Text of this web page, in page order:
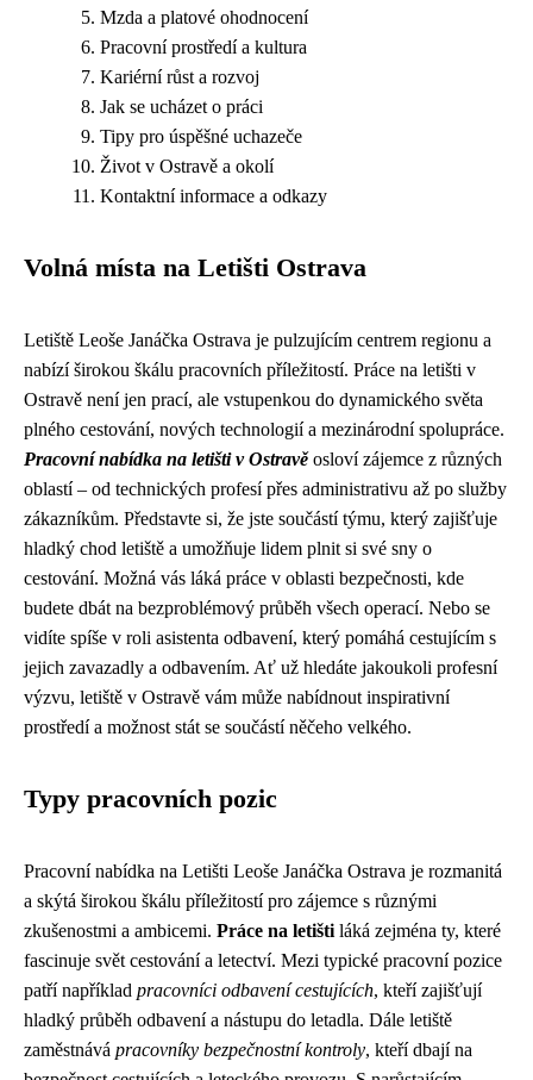
Mzda a platové ohodnocení
Pracovní prostředí a kultura
Kariérní růst a rozvoj
Jak se ucházet o práci
Tipy pro úspěšné uchazeče
Život v Ostravě a okolí
Kontaktní informace a odkazy
Volná místa na Letišti Ostrava
Letiště Leoše Janáčka Ostrava je pulzujícím centrem regionu a
nabízí širokou škálu pracovních příležitostí. Práce na letišti v
Ostravě není jen prací, ale vstupenkou do dynamického světa
plného cestování, nových technologií a mezinárodní spolupráce.
Pracovní nabídka na letišti v Ostravěosloví zájemce z různých
oblastí – od technických profesí přes administrativu až po služby
zákazníkům. Představte si, že jste součástí týmu, který zajišťuje
hladký chod letiště a umožňuje lidem plnit si své sny o
cestování. Možná vás láká práce v oblasti bezpečnosti, kde
budete dbát na bezproblémový průběh všech operací. Nebo se
vidíte spíše v roli asistenta odbavení, který pomáhá cestujícím s
jejich zavazadly a odbavením. Ať už hledáte jakoukoli profesní
výzvu, letiště v Ostravě vám může nabídnout inspirativní
prostředí a možnost stát se součástí něčeho velkého.
Typy pracovních pozic
Pracovní nabídka na Letišti Leoše Janáčka Ostrava je rozmanitá
a skýtá širokou škálu příležitostí pro zájemce s různými
zkušenostmi a ambicemi. Práce na letišti láká zejména ty, které
fascinuje svět cestování a letectví. Mezi typické pracovní pozice
patří například pracovníci odbavení cestujících, kteří zajišťují
hladký průběh odbavení a nástupu do letadla. Dále letiště
zaměstnává pracovníky bezpečnostní kontroly, kteří dbají na